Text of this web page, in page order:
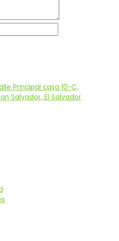
Principal casa 10-C,
Salvador, El Salvador